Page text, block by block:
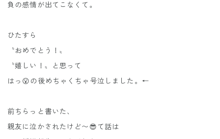
負の感情が出てこなくて。
ひたすら
〝おめでとう！〟
〝嬉しい！〟と思って
はっ😮の後めちゃくちゃ号泣しました。←
前ちらっと書いた、
親友に泣かされたけど〜😎て話は